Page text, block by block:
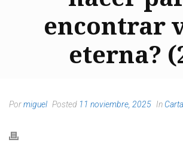
encontrar
eterna?
Pormiguel Posted 11 noviembre, 2025 In